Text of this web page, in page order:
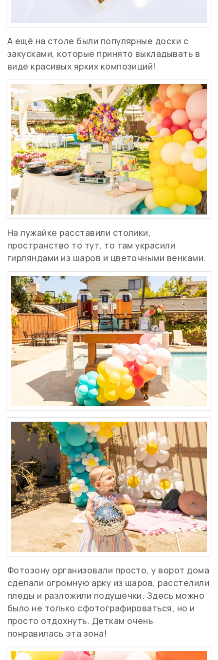
А ещё на столе были популярные доски с
закусками, которые принято выкладывать в
виде красивых ярких композиций!
На лужайке расставили столики,
пространство то тут, то там украсили
гирляндами из шаров и цветочными венками.
Фотозону организовали просто, у ворот дома
сделали огромную арку из шаров, расстелили
пледы и разложили подушечки. Здесь можно
было не только сфотографироваться, но и
просто отдохнуть. Деткам очень
понравилась эта зона!